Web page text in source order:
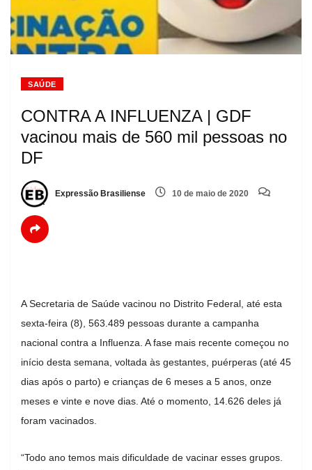
SAÚDE
CONTRA A INFLUENZA | GDF
vacinou mais de 560 mil pessoas no
DF
Expressão Brasiliense 10 de maio de 2020
A Secretaria de Saúde vacinou no Distrito Federal, até esta
sexta-feira (8), 563.489 pessoas durante a campanha
nacional contra a Influenza. A fase mais recente começou no
início desta semana, voltada às gestantes, puérperas (até 45
dias após o parto) e crianças de 6 meses a 5 anos, onze
meses e vinte e nove dias. Até o momento, 14.626 deles já
foram vacinados.
“Todo ano temos mais dificuldade de vacinar esses grupos.